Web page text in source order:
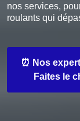
nos services,
roulants qui
⏰ Nos
Faites le